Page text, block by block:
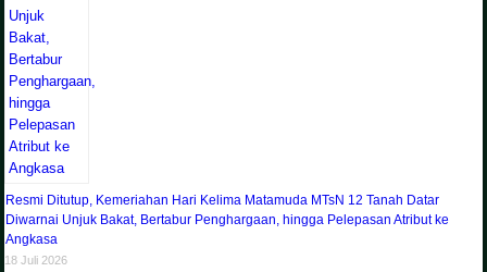
Resmi Ditutup, Kemeriahan Hari Kelima Matamuda MTsN 12 Tanah Datar
Diwarnai Unjuk Bakat, Bertabur Penghargaan, hingga Pelepasan Atribut ke
Angkasa
18 Juli 2026